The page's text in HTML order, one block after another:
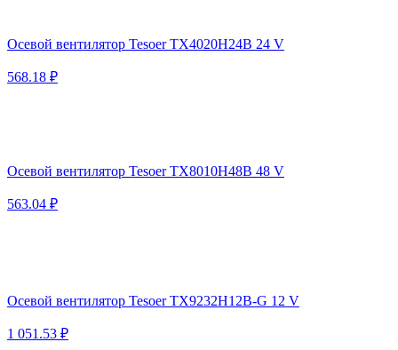
Осевой вентилятор Tesoer TX4020H24B 24 V
568.18 ₽
Осевой вентилятор Tesoer TX8010H48B 48 V
563.04 ₽
Осевой вентилятор Tesoer TX9232H12B-G 12 V
1 051.53 ₽